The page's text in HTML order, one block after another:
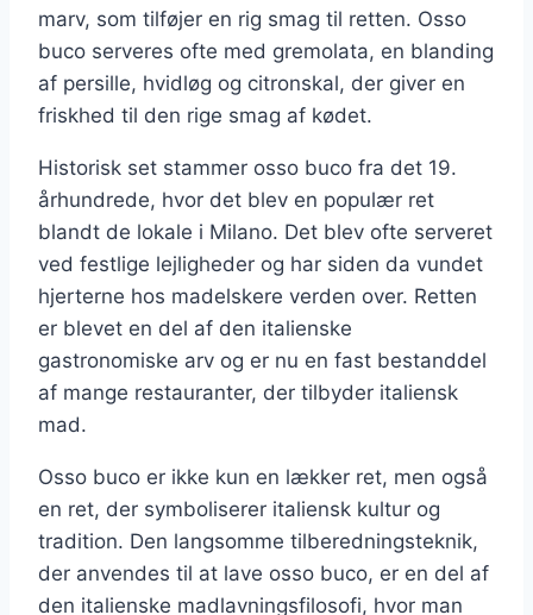
marv, som tilføjer en rig smag til retten. Osso
buco serveres ofte med gremolata, en blanding
af persille, hvidløg og citronskal, der giver en
friskhed til den rige smag af kødet.
Historisk set stammer osso buco fra det 19.
århundrede, hvor det blev en populær ret
blandt de lokale i Milano. Det blev ofte serveret
ved festlige lejligheder og har siden da vundet
hjerterne hos madelskere verden over. Retten
er blevet en del af den italienske
gastronomiske arv og er nu en fast bestanddel
af mange restauranter, der tilbyder italiensk
mad.
Osso buco er ikke kun en lækker ret, men også
en ret, der symboliserer italiensk kultur og
tradition. Den langsomme tilberedningsteknik,
der anvendes til at lave osso buco, er en del af
den italienske madlavningsfilosofi, hvor man